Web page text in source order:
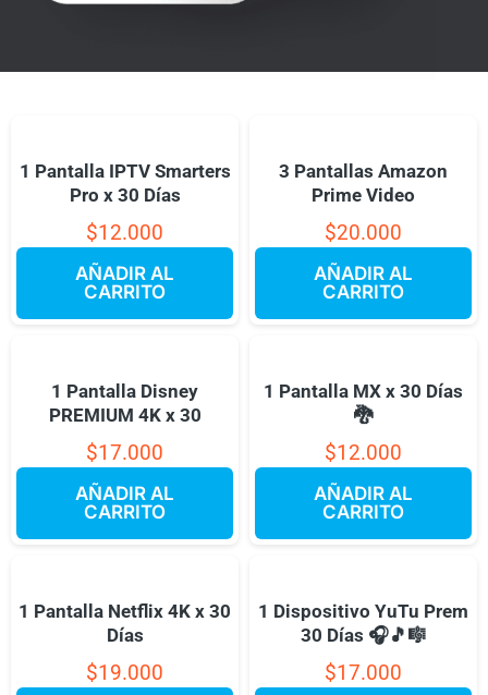
1 Pantalla IPTV Smarters
Pro x 30 Días
$12.000
AÑADIR AL
CARRITO
3 Pantallas Amazon
Prime Video
$20.000
AÑADIR AL
CARRITO
1 Pantalla Disney
PREMIUM 4K x 30
$17.000
AÑADIR AL
CARRITO
1 Pantalla MX x 30 Días
🐉
$12.000
AÑADIR AL
CARRITO
1 Pantalla Netflix 4K x 30
Días
$19.000
1 Dispositivo YuTu Prem
30 Días 🎧🎵🎼
$17.000